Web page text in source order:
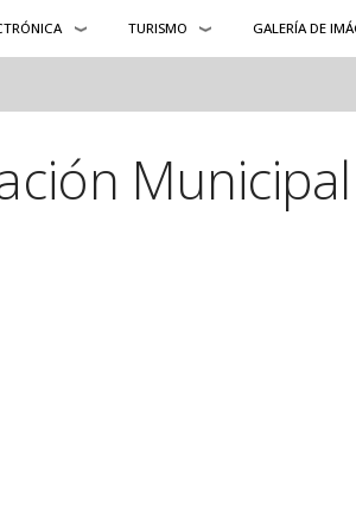
TURISMO GALERÍA DE
Municipal